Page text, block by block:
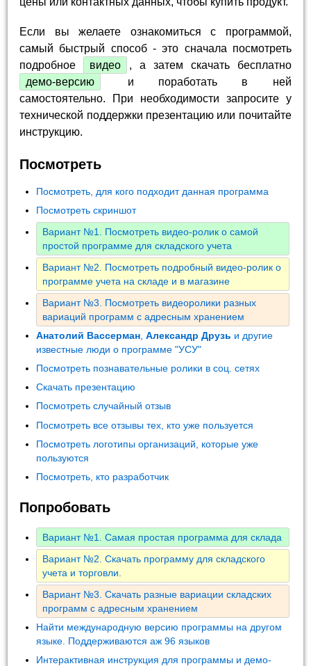
Если вы желаете ознакомиться с программой,
самый быстрый способ - это сначала посмотреть
подробное
видео
, а затем скачать бесплатно
демо-версию
и поработать в ней
самостоятельно. При необходимости запросите у
технической поддержки презентацию или почитайте
инструкцию.
Посмотреть
Посмотреть, для кого подходит данная программа
Посмотреть скриншот
Вариант №1. Посмотреть видео-ролик о самой
простой программе для складского учета
Вариант №2. Посмотреть подробный видео-ролик о
программе учета на складе и в магазине
Вариант №3. Посмотреть видеоролики разных
вариаций программ с адресным хранением
Анатолий Вассерман ,Александр Друзь и другие
известные люди о программе "УСУ"
Посмотреть познавательные ролики в соц. сетях
Скачать презентацию
Посмотреть случайный отзыв
Посмотреть все отзывы тех, кто уже пользуется
Посмотреть логотипы организаций, которые уже
пользуются
Посмотреть, кто разработчик
Попробовать
Вариант №1. Самая простая программа для склада
Вариант №2. Скачать программу для складского
учета и торговли.
Вариант №3. Скачать разные вариации складских
программ с адресным хранением
Найти международную версию программы на другом
языке. Поддерживаются аж 96 языков
Интерактивная инструкция для программы и демо-